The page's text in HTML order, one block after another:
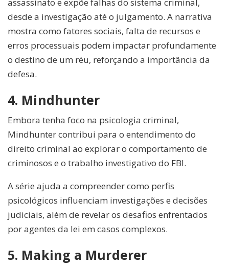
desde a investigação até o julgamento. A narrativa
mostra como fatores sociais, falta de recursos e
erros processuais podem impactar profundamente
o destino de um réu, reforçando a importância da
defesa.
4. Mindhunter
Embora tenha foco na psicologia criminal,
Mindhunter contribui para o entendimento do
direito criminal ao explorar o comportamento de
criminosos e o trabalho investigativo do FBI.
A série ajuda a compreender como perfis
psicológicos influenciam investigações e decisões
judiciais, além de revelar os desafios enfrentados
por agentes da lei em casos complexos.
5. Making a Murderer